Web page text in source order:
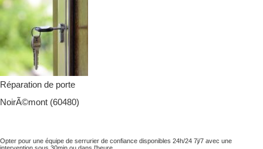
Réparation de porte
NoirÃ©mont (60480)
Opter pour une équipe de serrurier de confiance disponibles 24h/24 7j/7 avec une